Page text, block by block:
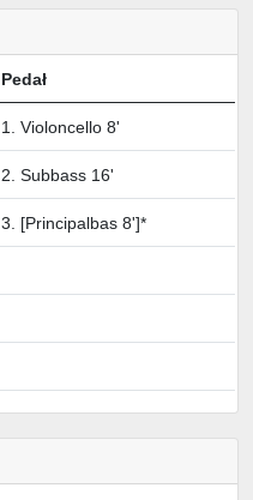
Pedał
1. Violoncello 8'
2. Subbass 16'
3. [Principalbas 8']*